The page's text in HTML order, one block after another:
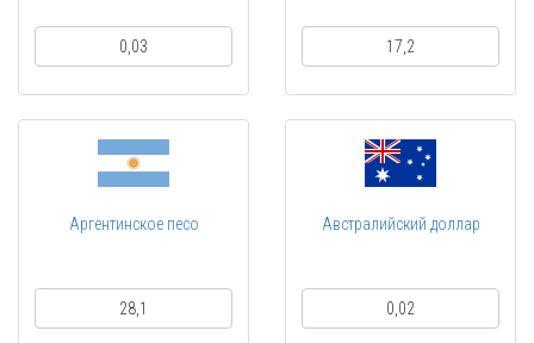
0,03 17,2
Аргентинское песо
28,1
Австралийский доллар
0,02